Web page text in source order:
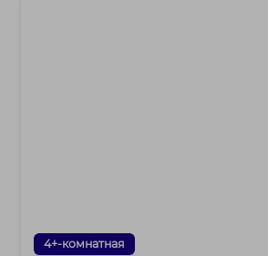
4+-комнатная